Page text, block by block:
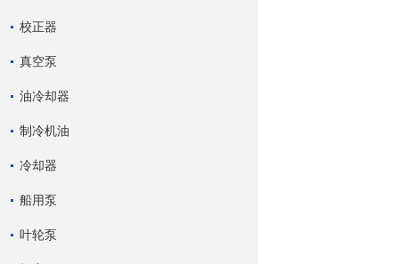
校正器
真空泵
油冷却器
制冷机油
冷却器
船用泵
叶轮泵